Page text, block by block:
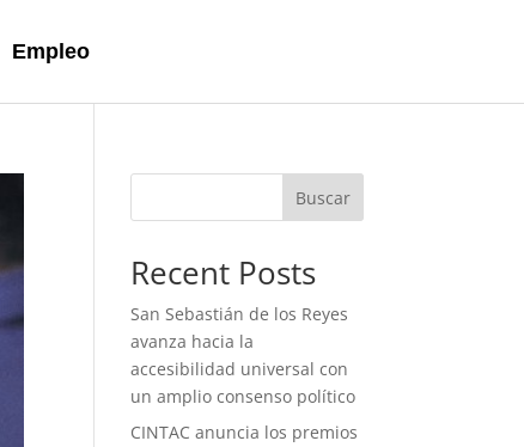
Empleo
Buscar
Recent Posts
San Sebastián de los Reyes
avanza hacia la
accesibilidad universal con
un amplio consenso político
CINTAC anuncia los premios